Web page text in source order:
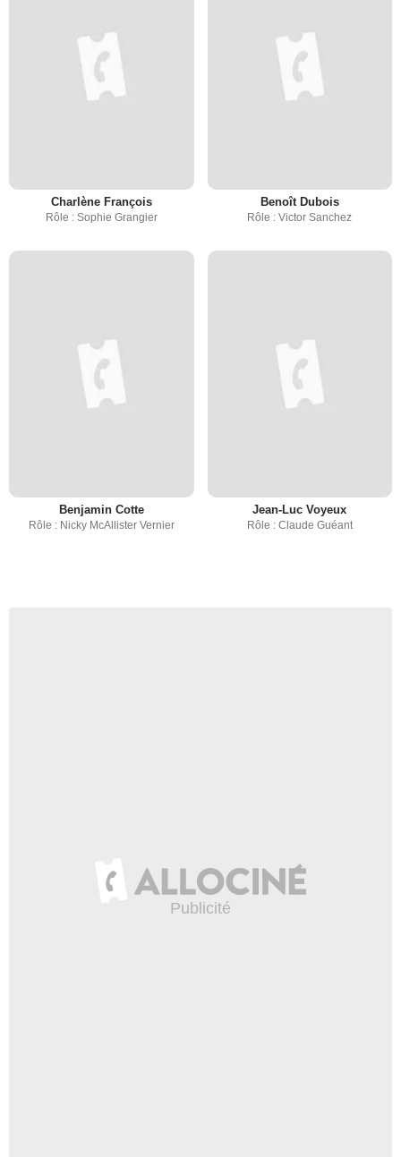
Charlène François
Rôle : Sophie Grangier
Benoît Dubois
Rôle : Victor Sanchez
Benjamin Cotte
Rôle : Nicky McAllister Vernier
Jean-Luc Voyeux
Rôle : Claude Guéant